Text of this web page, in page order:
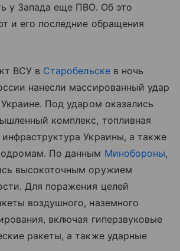
у Запада еще ПВО. Об это
и его последние обращения
ВСУ в Старобельскев ночь
нанесли массированный удар
Под ударом оказались
комплекс, топливная
инфраструктура Украины, а также
По данным Минобороны,
высокоточным оружием
Для поражения целей
воздушного, наземного
включая гиперзвуковые
ракеты, а также ударные